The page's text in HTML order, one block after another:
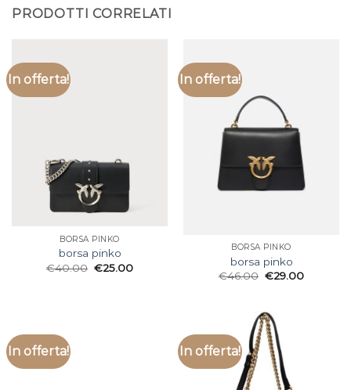
PRODOTTI CORRELATI
In offerta!
BORSA PINKO
borsa pinko
€40.00 €25.00
In offerta!
BORSA PINKO
borsa pinko
€46.00 €29.00
In offerta! In offerta!